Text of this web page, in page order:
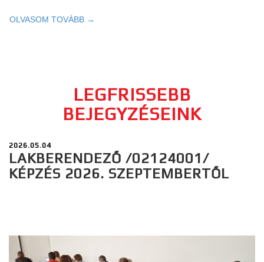
OLVASOM TOVÁBB →
LEGFRISSEBB
BEJEGYZÉSEINK
2026.05.04
LAKBERENDEZŐ /02124001/
KÉPZÉS 2026. SZEPTEMBERTŐL